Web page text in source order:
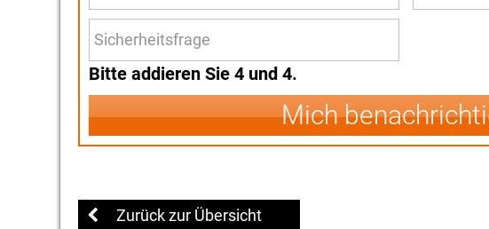
Bitte addieren Sie 4 und 4.
Mich
Zurück zur Übersicht